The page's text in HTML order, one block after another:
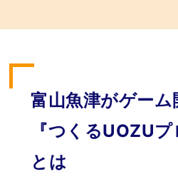
富山魚津がゲーム
『つくるUOZUプ
とは